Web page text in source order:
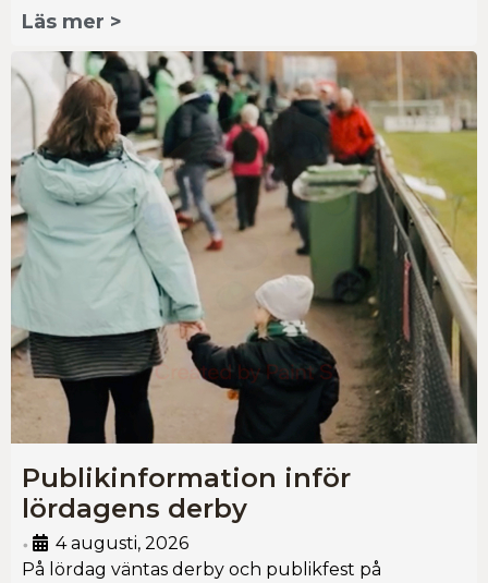
Läs mer >
Publikinformation inför
lördagens derby
•
4 augusti, 2026
På lördag väntas derby och publikfest på